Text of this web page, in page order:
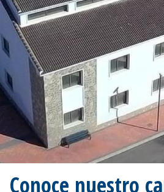
Conoce nuestro